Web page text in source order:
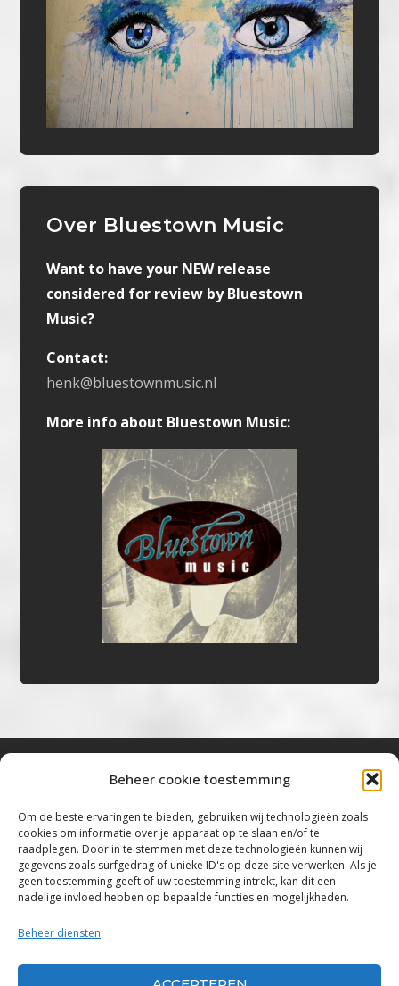
Beheer cookie toestemming
Om de beste ervaringen te bieden, gebruiken wij technologieën zoals
cookies om informatie over je apparaat op te slaan en/of te
raadplegen. Door in te stemmen met deze technologieën kunnen wij
gegevens zoals surfgedrag of unieke ID's op deze site verwerken. Als je
geen toestemming geeft of uw toestemming intrekt, kan dit een
nadelige invloed hebben op bepaalde functies en mogelijkheden.
Beheer diensten
Over Bluestown Music
Want to have your NEW release
considered for review by Bluestown
Music?
Contact:
henk@bluestownmusic.nl
More info about Bluestown Music:
“Voor de mooiste Blues, Rock, Roots &
Americana”
Copyright 2019 – 2026 Bluestown Music – All